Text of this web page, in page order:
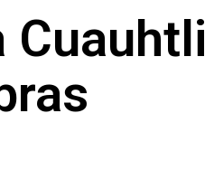
Cuauhtli